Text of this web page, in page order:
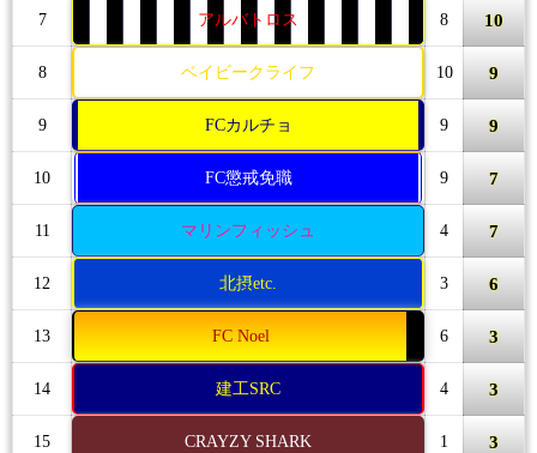
7 アルバトロス 8 10
8 ベイビークライフ 10 9
9 FCカルチョ 9 9
10 FC懲戒免職 9 7
11 マリンフィッシュ 4 7
12 北摂etc. 3 6
13 FC Noel 6 3
14 建工SRC 4 3
15 CRAYZY SHARK 1 3